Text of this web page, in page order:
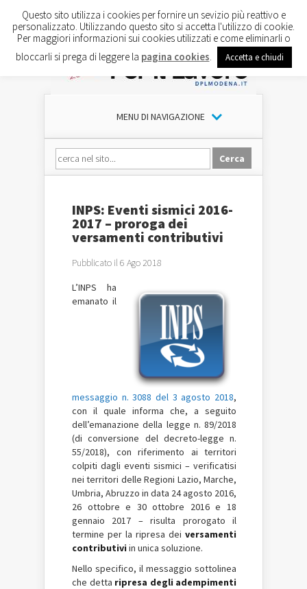
MENU DI NAVIGAZIONE
INPS: Eventi sismici 2016-
2017 – proroga dei
versamenti contributivi
Pubblicato il 6 Ago 2018
L’INPS ha
emanato il
messaggio n. 3088 del 3 agosto 2018,
con il quale informa che, a seguito
dell’emanazione della legge n. 89/2018
(di conversione del decreto-legge n.
55/2018), con riferimento ai territori
colpiti dagli eventi sismici – verificatisi
nei territori delle Regioni Lazio, Marche,
Umbria, Abruzzo in data 24 agosto 2016,
26 ottobre e 30 ottobre 2016 e 18
gennaio 2017 – risulta prorogato il
termine per la ripresa dei versamenti
contributivi in unica soluzione.
Nello specifico, il messaggio sottolinea
che detta ripresa degli adempimenti
Questo sito utilizza i cookies per fornire un sevizio più reattivo e
personalizzato. Utilizzando questo sito si accetta l'utilizzo di cookie.
Per maggiori informazioni sui cookies utilizzati e come eliminarli o
bloccarli si prega di leggere la pagina cookies Accetta e chiudi